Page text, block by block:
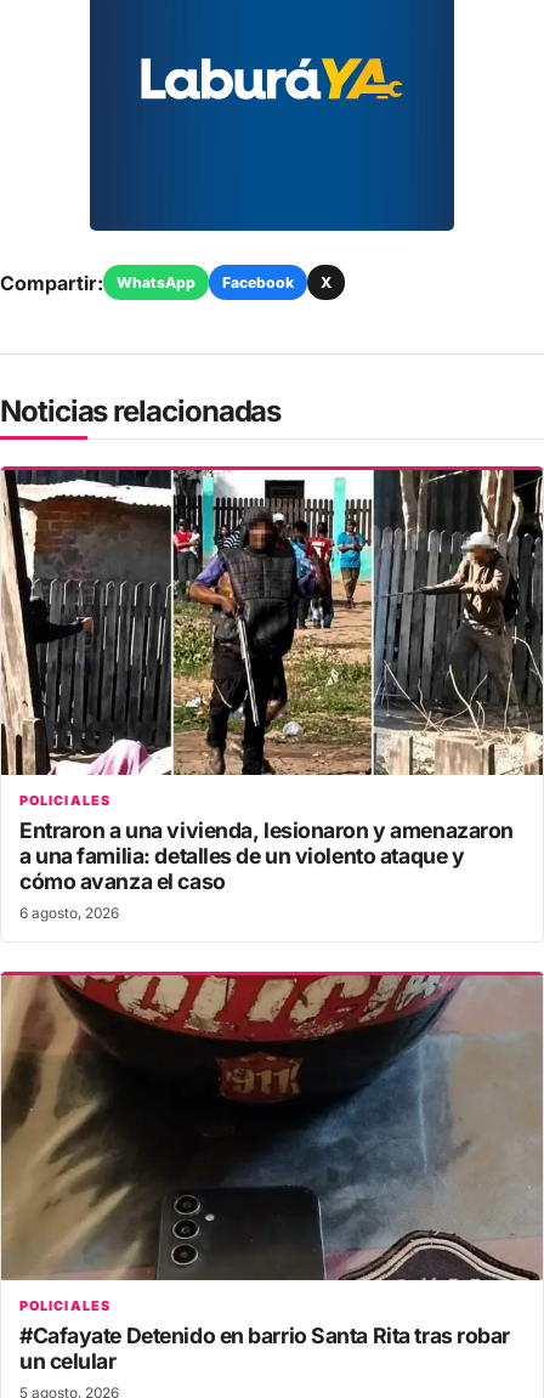
Compartir: WhatsApp Facebook X
Noticias relacionadas
POLICIALES
Entraron a una vivienda, lesionaron y amenazaron
a una familia: detalles de un violento ataque y
cómo avanza el caso
6 agosto, 2026
POLICIALES
#Cafayate Detenido en barrio Santa Rita tras robar
un celular
5 agosto, 2026